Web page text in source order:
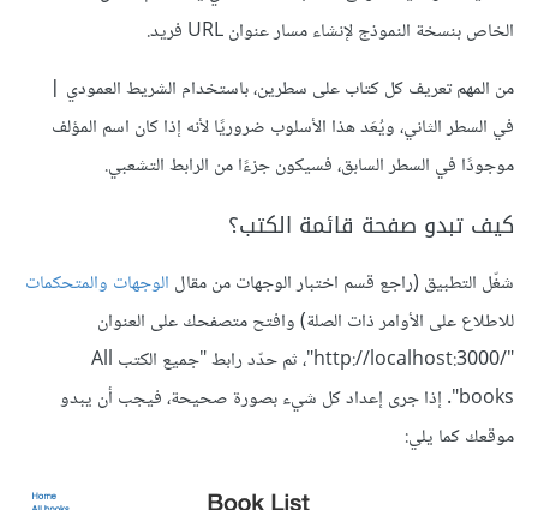
الخاص بنسخة النموذج لإنشاء مسار عنوان URL فريد.
من المهم تعريف كل كتاب على سطرين، باستخدام الشريط العمودي
في السطر الثاني، ويُعَد هذا الأسلوب ضروريًا لأنه إذا كان اسم المؤلف
موجودًا في السطر السابق، فسيكون جزءًا من الرابط التشعبي.
كيف تبدو صفحة قائمة الكتب؟
شغّل التطبيق (راجع قسم اختبار الوجهات من مقال الوجهات والمتحكمات
للاطلاع على الأوامر ذات الصلة) وافتح متصفحك على العنوان
"http://localhost:3000/‎"، ثم حدّد رابط "جميع الكتب All
books". إذا جرى إعداد كل شيء بصورة صحيحة، فيجب أن يبدو
موقعك كما يلي: